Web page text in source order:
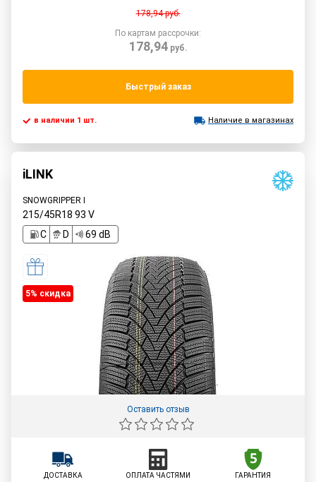
178,94руб.
По картам рассрочки:
178,94руб.
Быстрый заказ
в наличии 1 шт. Наличие в магазинах
iLINK
SNOWGRIPPER I
215/45R18 93 V
C
D 69 dB
5% cкидка
Оставить отзыв
ДОСТАВКА
ОПЛАТА ЧАСТЯМИ
ГАРАНТИЯ